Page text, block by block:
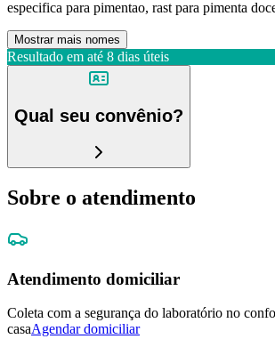
especifica para pimentao, rast para pimenta
Mostrar mais nomes
Resultado em até 8 dias úteis
Qual seu convênio?
Sobre o atendimento
Atendimento domiciliar
Coleta com a segurança do laboratório no
casaAgendar domiciliar